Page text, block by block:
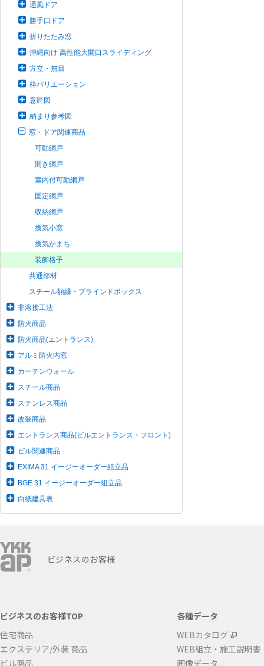
通風ドア
勝手口ドア
折りたたみ窓
沖縄向け 高性能大開口スライディング
方立・無目
枠バリエーション
意匠図
納まり参考図
窓・ドア関連商品
可動網戸
開き網戸
室内付可動網戸
固定網戸
収納網戸
換気小窓
換気かまち
装飾格子
共通部材
スチール額縁・ブラインドボックス
非溶接工法
防火商品
防火商品(エントランス)
アルミ防火内窓
カーテンウォール
スチール商品
ステンレス商品
改装商品
エントランス商品(ビルエントランス・フロント)
ビル関連商品
EXIMA 31 イージーオーダー組立品
BGE 31 イージーオーダー組立品
白紙建具表
ビジネスのお客様
ビジネスのお客様TOP
住宅商品
エクステリア/外装 商品
ビル商品
各種データ
WEBカタログ
WEB組立・施工説明書
画像データ